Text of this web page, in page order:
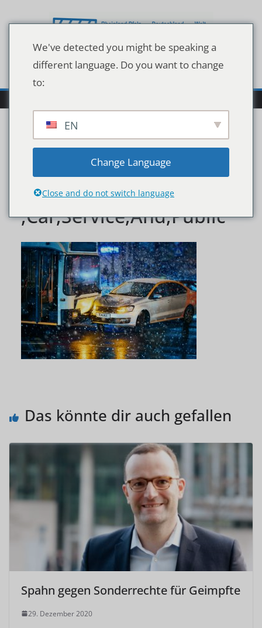
Inhalt
Traffic,Accident,During,S
nowstorm,Involving,Taxi
,Car,Service,And,Public
Das könnte dir auch gefallen
Spahn gegen Sonderrechte für Geimpfte
29. Dezember 2020
We've detected you might be speaking a
different language. Do you want to change
to:
EN
Change Language
Close and do not switch language